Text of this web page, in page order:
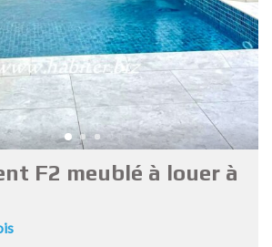
F2 meublé à louer à